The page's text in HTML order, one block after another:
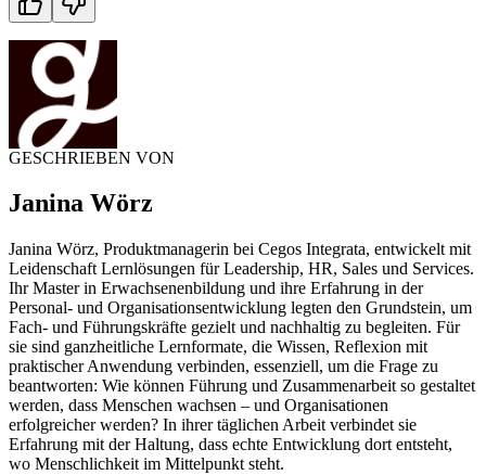
GESCHRIEBEN VON
Janina Wörz
Janina Wörz, Produktmanagerin bei Cegos Integrata, entwickelt mit
Leidenschaft Lernlösungen für Leadership, HR, Sales und Services.
Ihr Master in Erwachsenenbildung und ihre Erfahrung in der
Personal- und Organisationsentwicklung legten den Grundstein, um
Fach- und Führungskräfte gezielt und nachhaltig zu begleiten. Für
sie sind ganzheitliche Lernformate, die Wissen, Reflexion mit
praktischer Anwendung verbinden, essenziell, um die Frage zu
beantworten: Wie können Führung und Zusammenarbeit so gestaltet
werden, dass Menschen wachsen – und Organisationen
erfolgreicher werden? In ihrer täglichen Arbeit verbindet sie
Erfahrung mit der Haltung, dass echte Entwicklung dort entsteht,
wo Menschlichkeit im Mittelpunkt steht.